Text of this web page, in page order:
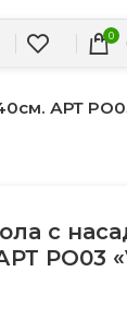
0
АРТ
с
PO03